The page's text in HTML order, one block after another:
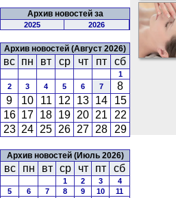
Архив новостей за
2025 2026
Архив новостей (Август 2026)
вс пн вт ср чт пт сб
1
2
3 4 5 6 7
8
9
10 11 12 13 14
15
16 17 18 19 20 21
22
23 24 25 26 27 28 29
Архив новостей (Июль 2026)
вс пн вт ср чт пт сб
1 2 3
4
5
6 7 8 9 10
11